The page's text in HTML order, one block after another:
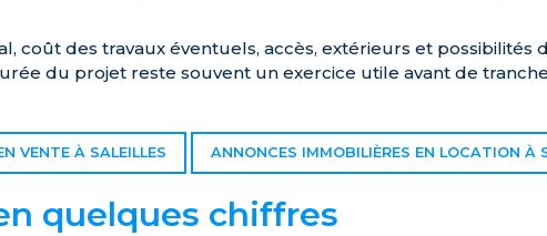
coût des travaux éventuels, accès, extérieurs et
du projet reste souvent un exercice utile avant de
VENTE À SALEILLES ANNONCES IMMOBILIÈRES EN LOCATION À
quelques chiffres